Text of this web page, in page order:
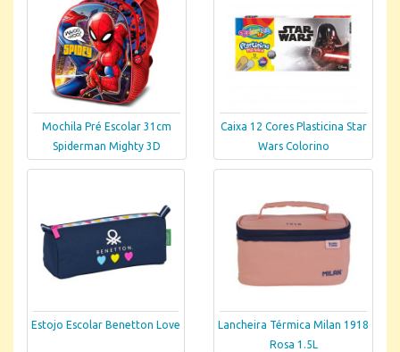
Mochila Pré Escolar 31cm
Spiderman Mighty 3D
Caixa 12 Cores Plasticina Star
Wars Colorino
Estojo Escolar Benetton Love
Lancheira Térmica Milan 1918
Rosa 1.5L